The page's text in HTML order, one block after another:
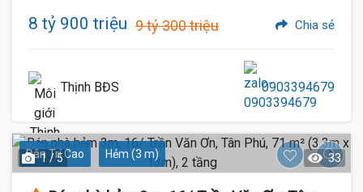
8 tỷ 900 triệu 9 tỷ 300 triệu Chia sẻ
Thịnh BĐS 0903394679
Dân Trí Cao Hẻm (3 m)
1 / 5 33